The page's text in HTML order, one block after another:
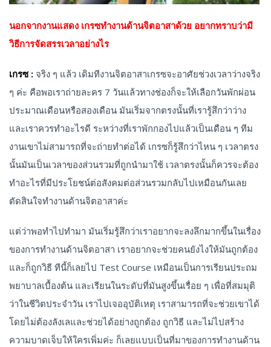
นอกจากงานแสดง เกรซทำงานด้านจิตอาสาด้วย อยากทราบว่ามี
วิธีการจัดสรรเวลาอย่างไร
เกรซ : จริง ๆ แล้ว เดิมทีงานจิตอาสาเกรซจะอาศัยช่วงเวลาว่างจริง
ๆ ค่ะ คือพอเราถ่ายละคร 7 วันแล้วทางช่องก็จะให้เลือกวันพักผ่อน
ประมาณเดือนหรือสองเดือน มันเริ่มจากตรงนั้นที่เรารู้สึกว่าว่าง
และเราควรทำอะไรดี ระหว่างที่เราพักกองไปแล้วเป็นเดือน ๆ ทีม
งานเขาไม่สามารถที่จะถ่ายทำต่อได้ เกรซก็รู้สึกว่าไหน ๆ เวลาตรง
นั้นมันเป็นเวลาของส่วนรวมที่ถูกนำมาใช้ เวลาตรงนั้นก็ควรจะต้อง
ทำอะไรที่มีประโยชน์ต่อสังคมต่อส่วนรวมกลับไปเหมือนกันเลย
ตัดสินใจทำงานด้านจิตอาสาค่ะ
แต่ว่าพอทำไปทำมา มันเริ่มรู้สึกว่าเราอยากจะลงลึกมากขึ้นในเรื่อง
ของการทำงานด้านจิตอาสา เราอยากจะช่วยคนยังไงให้มันถูกต้อง
และก็ถูกวิธี ทีนี้ก็เลยไป Test Course เหมือนเป็นการเรียนประถม
พยาบาลเบื้องต้น และเรียนในระดับที่มันสูงขึ้นเรื่อย ๆ เพื่อที่สมมุติ
ว่าในชีวิตประจำวัน เราไปเจออุบัติเหตุ เราสามารถที่จะช่วยเขาได้
โดยไม่ต้องลังเลและช่วยได้อย่างถูกต้อง ถูกวิธี และไม่ไปสร้าง
ความบาดเจ็บให้ใครเพิ่มค่ะ ก็เลยแบบเป็นที่มาของการทำงานด้าน